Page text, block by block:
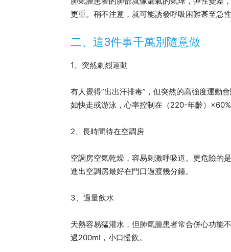
更重。稍不注意，就可能誘發呼吸困難甚至急性
二、這3件事千萬別隨意做
1、突然劇烈運動
有人覺得”出出汗排毒”，但突然的高強度運動
如快走或游泳，心率控制在（220-年齡）×60%
2、長時間待在空調房
空調房空氣乾燥，容易刺激呼吸道。更危險的
進出空調房最好在門口過渡幾分鐘。
3、過量飲水
天熱容易猛灌水，但肺氣腫患者常合併心功能
過200ml，小口慢飲。